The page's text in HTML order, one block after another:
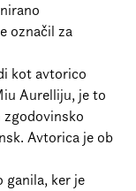
označil za
kot avtorico
Aurelliju, je to
Avtorica je ob
ganila, ker je